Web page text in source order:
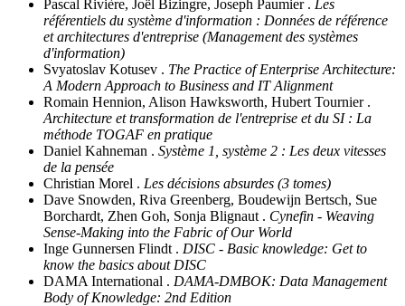
Pascal Rivière, Joël Bizingre, Joseph Paumier . Les
référentiels du système d'information : Données de référence
et architectures d'entreprise (Management des systèmes
d'information)
Svyatoslav Kotusev . The Practice of Enterprise Architecture:
A Modern Approach to Business and IT Alignment
Romain Hennion, Alison Hawksworth, Hubert Tournier .
Architecture et transformation de l'entreprise et du SI : La
méthode TOGAF en pratique
Daniel Kahneman . Système 1, système 2 : Les deux vitesses
de la pensée
Christian Morel . Les décisions absurdes (3 tomes)
Dave Snowden, Riva Greenberg, Boudewijn Bertsch, Sue
Borchardt, Zhen Goh, Sonja Blignaut . Cynefin - Weaving
Sense-Making into the Fabric of Our World
Inge Gunnersen Flindt . DISC - Basic knowledge: Get to
know the basics about DISC
DAMA International . DAMA-DMBOK: Data Management
Body of Knowledge: 2nd Edition